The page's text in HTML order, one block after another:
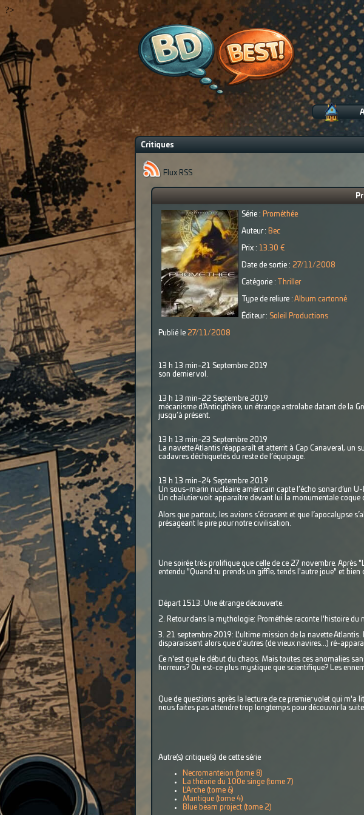
?>
Critiques
Flux RSS
Série : Prométhée
Auteur : Bec
Prix : 13.30 €
Date de sortie : 27/11/2008
Catégorie : Thriller
Type de reliure : Album cartonné
Éditeur : Soleil Productions
Publié le 27/11/2008
13 h 13 min-21 Septembre 2019 La navette
son dernier vol.
13 h 13 min-22 Septembre 2019 Toutes les
mécanisme d’Anticythère, un étrange astrolabe datant de la
jusqu’à présent.
13 h 13 min-23 Septembre 2019
La navette Atlantis réapparaît et atterrit à Cap Canaveral, un
cadavres déchiquetés du reste de l’équipage.
13 h 13 min-24 Septembre 2019
Un sous-marin nucléaire américain capte l’écho sonar d’un
Un chalutier voit apparaître devant lui la monumentale
Alors que partout, les avions s’écrasent et que l’apocalypse
présageant le pire pour notre civilisation.
Une soirée très prolifique que celle de ce 27 novembre.
entendu "Quand tu prends un giffle, tends l'autre joue" et bien
Départ 1513: Une étrange découverte.
2. Retour dans la mythologie: Prométhée raconte l'histoire du
3. 21 septembre 2019: L'ultime mission de la navette
disparaissent alors que d'autres (de vieux navires...) ré-
Ce n'est que le début du chaos. Mais toutes ces anomalies
horreurs? Ou est-ce plus mystique que scientifique? Les
Que de questions après la lecture de ce premier volet qui m'a
nous faites pas attendre trop longtemps pour découvrir la
Autre(s) critique(s) de cette série
Necromanteion (tome 8)
La théorie du 100e singe (tome 7)
L'Arche (tome 6)
Mantique (tome 4)
Blue beam project (tome 2)